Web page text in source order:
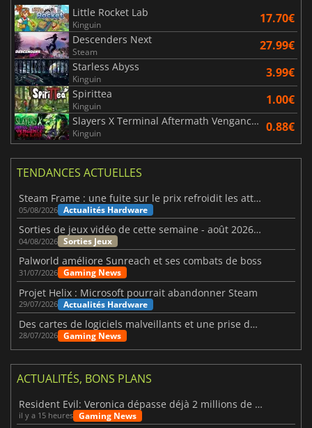
Little Rocket Lab
Kinguin 17.70€
Descenders Next
Steam 27.99€
Starless Abyss
Kinguin 3.99€
Spirittea
Kinguin 1.00€
Slayers X Terminal Aftermath Vengance of the Slayer
Kinguin 0.88€
TENDANCES ACTUELLES
Steam Frame : une fuite sur le prix refroidit les attentes VR
05/08/2026 Actualités Hardware
Sorties de jeux vidéo de cette semaine - août 2026 (semaine 32)
04/08/2026 Sorties Jeux
Palworld améliore Sunreach et ses combats de boss
31/07/2026 Gaming News
Projet Helix : Microsoft pourrait abandonner Steam
29/07/2026 Actualités Hardware
Des cartes de logiciels malveillants et une prise de contrôle de Discord ont touché Meccha Chameleon
28/07/2026 Gaming News
ACTUALITÉS, BONS PLANS
Resident Evil: Veronica dépasse déjà 2 millions de wishlists
il y a 15 heures Gaming News